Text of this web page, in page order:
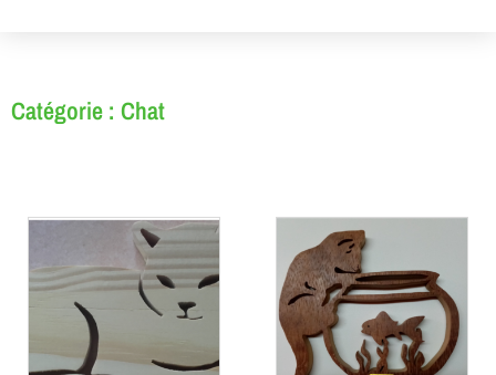
Catégorie : Chat